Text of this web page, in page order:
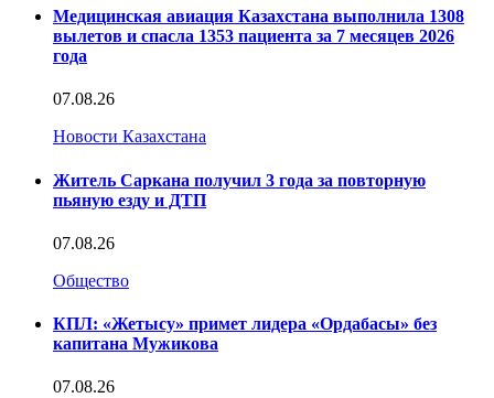
Медицинская авиация Казахстана выполнила 1308
вылетов и спасла 1353 пациента за 7 месяцев 2026
года
07.08.26
Новости Казахстана
Житель Саркана получил 3 года за повторную
пьяную езду и ДТП
07.08.26
Общество
КПЛ: «Жетысу» примет лидера «Ордабасы» без
капитана Мужикова
07.08.26